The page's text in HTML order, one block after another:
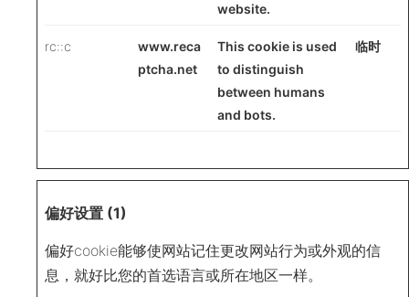
website.
rc::c
www.reca
ptcha.net
This cookie is used
to distinguish
between humans
and bots.
临时
偏好设置 (1)
偏好cookie能够使网站记住更改网站行为或外观的信
息，就好比您的首选语言或所在地区一样。